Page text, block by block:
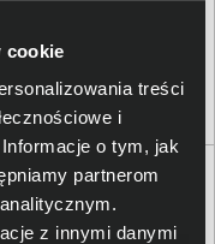
cookie
treści
i
o tym, jak
partnerom
z innymi danymi
14 PC14255